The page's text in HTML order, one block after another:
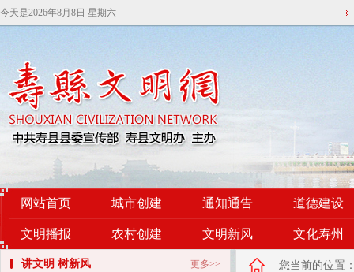
今天是2026年8月8日 星期六
网站首页 城市创建 通知通告 道德建设
文明播报 农村创建 文明新风 文化寿州
更多>>
讲文明 树新风 您当前的位置